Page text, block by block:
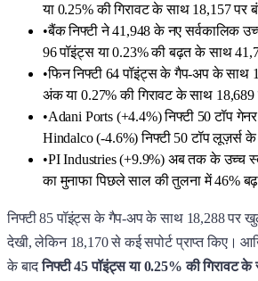
या 0.25% की गिरावट के साथ 18,157 पर
•बैंक निफ्टी ने 41,948 के नए सर्वकालिक
96 पॉइंट्स या 0.23% की बढ़त के साथ
•फिन निफ्टी 64 पॉइंट्स के गैप-अप के साथ
अंक या 0.27% की गिरावट के साथ
•Adani Ports (+4.4%) निफ्टी 50 टॉप
Hindalco (-4.6%) निफ्टी 50 टॉप लूज़र्स
•PI Industries (+9.9%) अब तक के उच्च
का मुनाफा पिछले साल की तुलना में 46%
निफ्टी 85 पॉइंट्स के गैप-अप के साथ 18,288 पर
देखी, लेकिन 18,170 से कई सपोर्ट प्राप्त किए।
के बादनिफ्टी 45 पॉइंट्स या 0.25% की गिरावट